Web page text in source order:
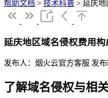
帮助文档 > 技术科普 > 延庆
延庆地区域名侵权费用
发布人：烟火云官方客服 发布
了解域名侵权与相